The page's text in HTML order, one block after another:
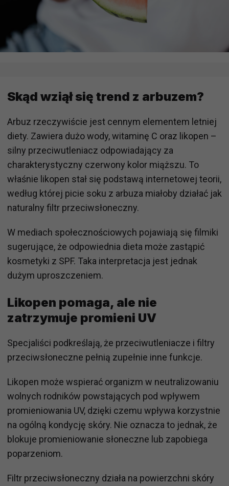
Skąd wziął się trend z arbuzem?
Arbuz rzeczywiście jest cennym elementem letniej
diety. Zawiera dużo wody, witaminę C oraz likopen –
silny przeciwutleniacz odpowiadający za
charakterystyczny czerwony kolor miąższu. To
właśnie likopen stał się podstawą internetowej teorii,
według której picie soku z arbuza miałoby działać jak
naturalny filtr przeciwsłoneczny.
W mediach społecznościowych pojawiają się filmiki
sugerujące, że odpowiednia dieta może zastąpić
kosmetyki z SPF. Taka interpretacja jest jednak
dużym uproszczeniem.
Likopen pomaga, ale nie
zatrzymuje promieni UV
Specjaliści podkreślają, że przeciwutleniacze i filtry
przeciwsłoneczne pełnią zupełnie inne funkcje.
Likopen może wspierać organizm w neutralizowaniu
wolnych rodników powstających pod wpływem
promieniowania UV, dzięki czemu wpływa korzystnie
na ogólną kondycję skóry. Nie oznacza to jednak, że
blokuje promieniowanie słoneczne lub zapobiega
poparzeniom.
Filtr przeciwsłoneczny działa na powierzchni skóry